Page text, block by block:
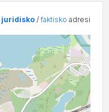
juridisko /faktisko adresi